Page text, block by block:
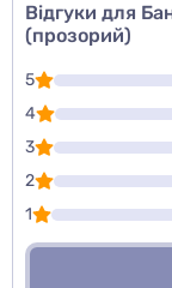
Відгуки для
(прозорий)
5
4
3
2
1